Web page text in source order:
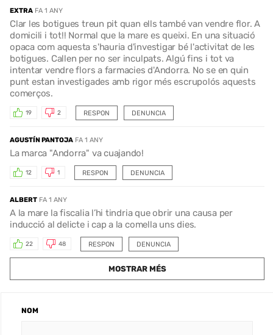
EXTRA FA 1 ANY
Clar les botigues treun pit quan ells també van vendre flor. A
domicili i tot!! Normal que la mare es queixi. En una situació
opaca com aquesta s'hauria d'investigar bé l'activitat de les
botigues. Callen per no ser inculpats. Algú fins i tot va
intentar vendre flors a farmacies d'Andorra. No se en quin
punt estan investigades amb rigor més escrupolós aquests
comerços.
RESPON
19 2 DENUNCIA
AGUSTÍN PANTOJA FA 1 ANY
La marca "Andorra" va cuajando!
RESPON
12 1 DENUNCIA
ALBERT FA 1 ANY
A la mare la fiscalia l’hi tindria que obrir una causa per
inducció al delicte i cap a la comella uns dies.
RESPON
22 48 DENUNCIA
MOSTRAR MÉS
NOM